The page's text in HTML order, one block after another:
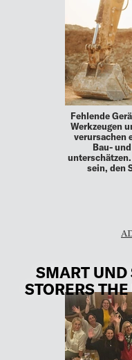
Fehlende
Werkzeugen
verursachen
Bau-
sein, den
SMART
STORERS